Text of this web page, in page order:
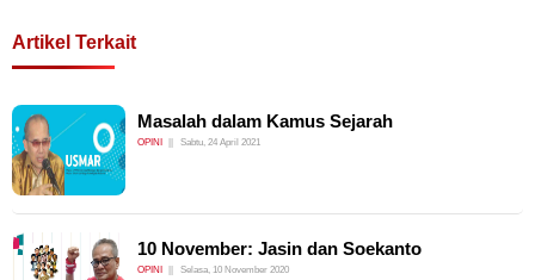
Artikel Terkait
Masalah dalam Kamus Sejarah
OPINI Sabtu, 24 April 2021
10 November: Jasin dan Soekanto
OPINI Selasa, 10 November 2020